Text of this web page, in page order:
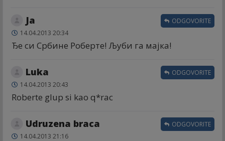
Ja
14.04.2013 20:34
Ђе си Србине Роберте! Љуби га мајка!
ODGOVORITE
Luka
14.04.2013 20:43
Roberte glup si kao q*rac
ODGOVORITE
Udruzena braca
14.04.2013 21:16
ODGOVORITE